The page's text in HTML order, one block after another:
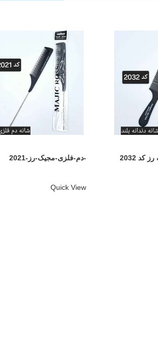
2032 -دم-فلزی-مجیک-رز-2021
Quick View